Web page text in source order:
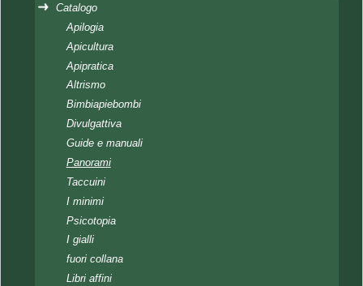
Catalogo
Apilogia
Apicultura
Apipratica
Altrismo
Bimbiapiebombi
Divulgattiva
Guide e manuali
Panorami
Taccuini
I minimi
Psicotopia
I gialli
fuori collana
Libri affini